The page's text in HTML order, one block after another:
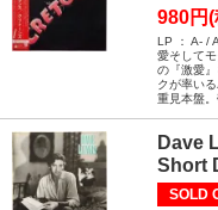
980円
LP ： A- /
愛そして
の『激愛
クが率い
重見本盤。
Dave
Short
SOLD